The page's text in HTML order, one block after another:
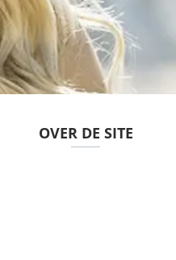
OVER DE SITE